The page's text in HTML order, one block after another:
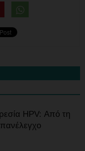
HPV: Από τη